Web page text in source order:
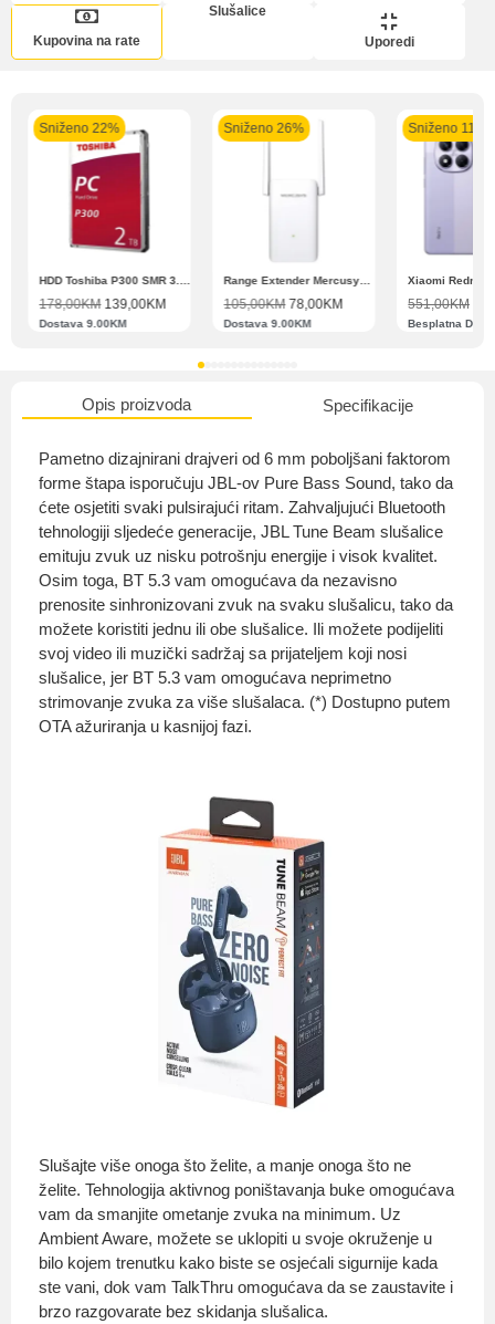
Kupovina na rate
Slušalice
Uporedi
Sniženo 22%
178,00KM 139,00KM
Dostava 9.00KM
Sniženo 26%
Range Extender Mercusys AX3000 ME80X Wi-Fi 6
105,00KM 78,00KM
Dostava 9.00KM
Sniženo 11%
551,00KM
Besplatna
Opis proizvoda Specifikacije
Pametno dizajnirani drajveri od 6 mm poboljšani faktorom
forme štapa isporučuju JBL-ov Pure Bass Sound, tako da
ćete osjetiti svaki pulsirajući ritam. Zahvaljujući Bluetooth
tehnologiji sljedeće generacije, JBL Tune Beam slušalice
emituju zvuk uz nisku potrošnju energije i visok kvalitet.
Osim toga, BT 5.3 vam omogućava da nezavisno
prenosite sinhronizovani zvuk na svaku slušalicu, tako da
možete koristiti jednu ili obe slušalice. Ili možete podijeliti
svoj video ili muzički sadržaj sa prijateljem koji nosi
slušalice, jer BT 5.3 vam omogućava neprimetno
strimovanje zvuka za više slušalaca. (*) Dostupno putem
OTA ažuriranja u kasnijoj fazi.
Slušajte više onoga što želite, a manje onoga što ne
želite. Tehnologija aktivnog poništavanja buke omogućava
vam da smanjite ometanje zvuka na minimum. Uz
Ambient Aware, možete se uklopiti u svoje okruženje u
bilo kojem trenutku kako biste se osjećali sigurnije kada
ste vani, dok vam TalkThru omogućava da se zaustavite i
brzo razgovarate bez skidanja slušalica.
Upoređeni proizvodi
Informacije o dostavi
O nama
Privatnost kupca
Uvjeti i odredbe